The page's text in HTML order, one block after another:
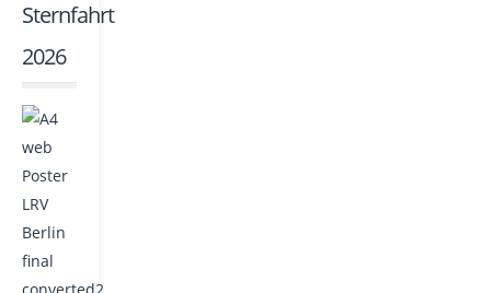
Sternfahrt
2026